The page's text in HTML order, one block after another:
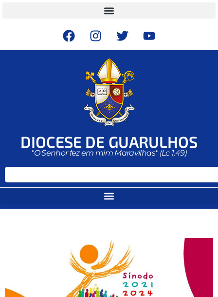
DIOCESE DE GUARULHOS
"O Senhor fez em mim Maravilhas" (Lc 1,49)